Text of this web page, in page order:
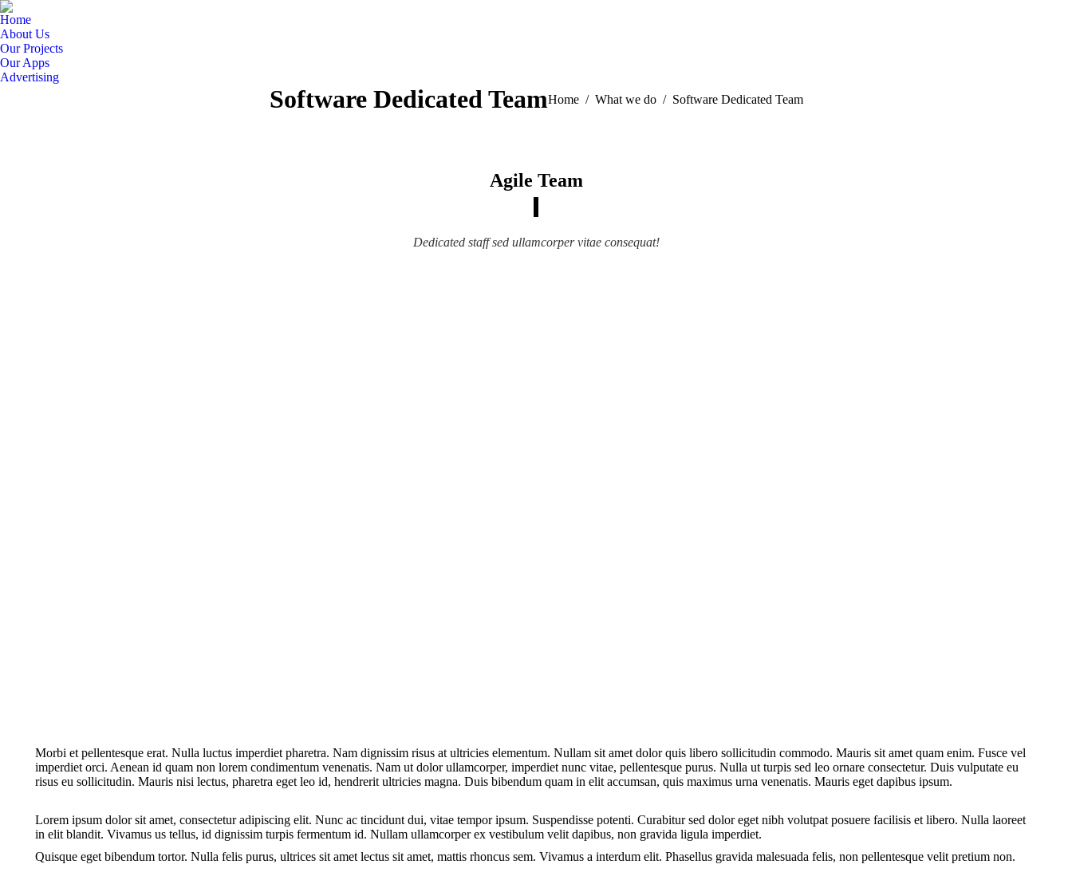
Home
About Us
Our Projects
Our Apps
Advertising
Software Dedicated TeamYou are here:
Home What we do Software Dedicated Team
Agile Team
Dedicated staff sed ullamcorper vitae consequat!
Morbi et pellentesque erat. Nulla luctus imperdiet pharetra. Nam dignissim risus at ultricies elementum. Nullam sit amet dolor quis libero sollicitudin commodo. Mauris sit amet quam enim. Fusce vel
imperdiet orci. Aenean id quam non lorem condimentum venenatis. Nam ut dolor ullamcorper, imperdiet nunc vitae, pellentesque purus. Nulla ut turpis sed leo ornare consectetur. Duis vulputate eu
risus eu sollicitudin. Mauris nisi lectus, pharetra eget leo id, hendrerit ultricies magna. Duis bibendum quam in elit accumsan, quis maximus urna venenatis. Mauris eget dapibus ipsum.
Lorem ipsum dolor sit amet, consectetur adipiscing elit. Nunc ac tincidunt dui, vitae tempor ipsum. Suspendisse potenti. Curabitur sed dolor eget nibh volutpat posuere facilisis et libero. Nulla laoreet
in elit blandit. Vivamus us tellus, id dignissim turpis fermentum id. Nullam ullamcorper ex vestibulum velit dapibus, non gravida ligula imperdiet.
Quisque eget bibendum tortor. Nulla felis purus, ultrices sit amet lectus sit amet, mattis rhoncus sem. Vivamus a interdum elit. Phasellus gravida malesuada felis, non pellentesque velit pretium non.